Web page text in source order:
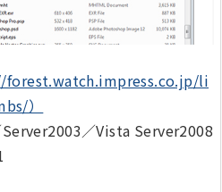
forest.watch.impress.co.jp/li
）
／Vista Server2008